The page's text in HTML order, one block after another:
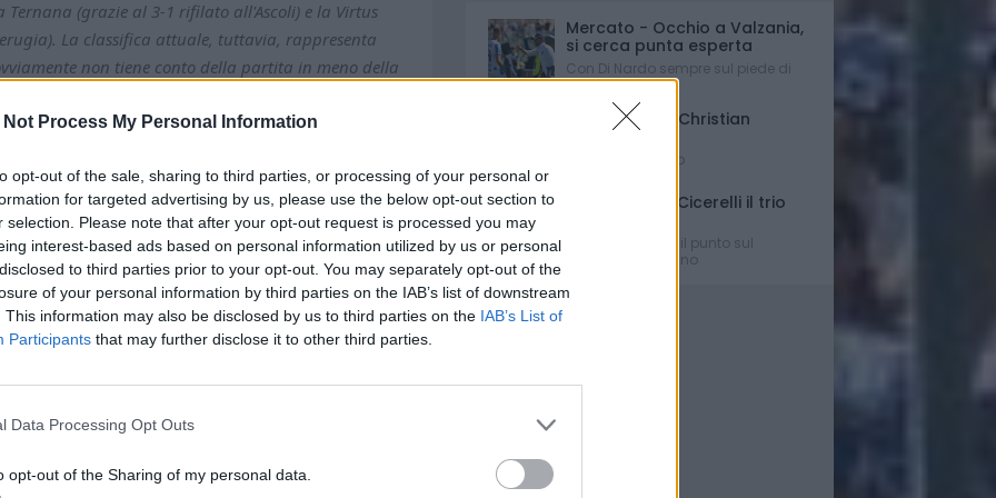
Not Process My Personal Information
opt-out of the sale, sharing to third parties, or processing of your personal or
for targeted advertising by us, please use the below opt-out section to
selection. Please note that after your opt-out request is processed you may
interest-based ads based on personal information utilized by us or personal
to third parties prior to your opt-out. You may separately opt-out of the
of your personal information by third parties on the IAB’s list of downstream
This information may also be disclosed by us to third parties on the IAB’s List of
Participants that may further disclose it to other third parties.
Data Processing Opt Outs
opt-out of the Sharing of my personal data.
(grazie al 3-1 rifilato all'Ascoli) e la Virtus
La classifica attuale, tuttavia, rappresenta
non tiene conto della partita in meno della
punti che sarà inflitta tra qualche settimana alle
è inevitabile", ha detto Stefano D'Alessandro,
"ma cercheremo di ottenere uno sconto visto
mancanze". La graduatoria di oggi, tuttavia, sembra
di un padrone certo del campionato, come lo era il
di Toscano l'anno scorso, può profilarsi una
le carte in regola per staccarsi dal resto del
che insegue distaccata di soli 2 punti ma che per
in grado di recitare un ruolo di primo piano,
pagare dazio. Il Pescara, che ha vinto
classe, ambedue in trasferta (aspetto da tenere
del torneo in casa di una squadra in crisi e con
più pericolosa. Il 4-0 rimediato a Campobasso e la
sulla graticola mister Andrea Dessena ed il suo
che contro il Delfino si giocano la panchina. La
Mercato - Occhio a Valzania,
si cerca punta esperta
Con Di Nardo sempre sul piede di
partenza...
Triennale per Christian
D'Errico
Contratto firmato
Russo-Parigi-Cicerelli il trio
Ipotesi e rumors: il punto sul
mercato del Delfino